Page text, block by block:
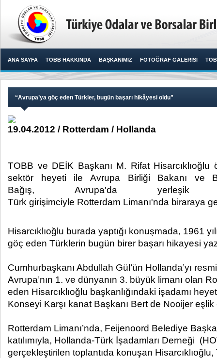
ANA SAYFA TOBB HAKKINDA BAŞKANIMIZ FOTOĞRAF GALERİSİ
“Avrupa’ya göç eden Türkler, bugün başarı hikâyesi oldu”
19.04.2012 / Rotterdam / Hollanda
TOBB ve DEİK Başkanı M. Rifat
sektör heyeti ile Avrupa Birliği Bakanı ve
Bağış, Avrupa'da yerleşik
Türk girişimciyle Rotterdam Limanı'nda biraraya
Hisarcıklıoğlu burada yaptığı konuşmada, 1961
göç eden Türklerin bugün birer başarı hikayesi
Cumhurbaşkanı Abdullah Gül’ün Hollanda’yı
Avrupa’nın 1. ve dünyanın 3. büyük limanı olan
eden Hisarcıklıoğlu başkanlığındaki işadamı
Konseyi Karşı kanat Başkanı Bert de Nooijer eşlik
Rotterdam Limanı’nda, Feijenoord Belediye
katılımıyla, Hollanda-Türk İşadamları Derneği
gerçekleştirilen toplantıda konuşan